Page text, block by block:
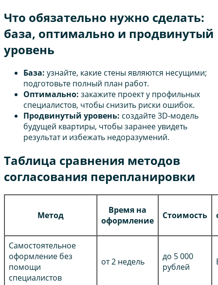
Что обязательно нужно сделать:
база, оптимально и продвинутый
уровень
База: узнайте, какие стены являются несущими;
подготовьте полный план работ.
Оптимально: закажите проект у профильных
специалистов, чтобы снизить риски ошибок.
Продвинутый уровень: создайте 3D-модель
будущей квартиры, чтобы заранее увидеть
результат и избежать недоразумений.
Таблица сравнения методов
согласования перепланировки
Метод
Время на
оформление
Стоимость
Самостоятельное
оформление без
помощи
специалистов
от 2 недель
до 5 000
рублей